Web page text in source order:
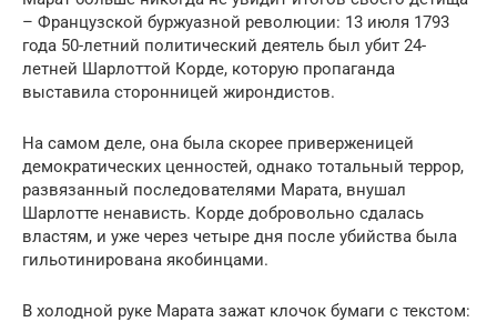
– Французской буржуазной революции: 13 июля 1793
года 50-летний политический деятель был убит 24-
летней Шарлоттой Корде, которую пропаганда
выставила сторонницей жирондистов.
На самом деле, она была скорее приверженицей
демократических ценностей, однако тотальный террор,
развязанный последователями Марата, внушал
Шарлотте ненависть. Корде добровольно сдалась
властям, и уже через четыре дня после убийства была
гильотинирована якобинцами.
В холодной руке Марата зажат клочок бумаги с текстом: